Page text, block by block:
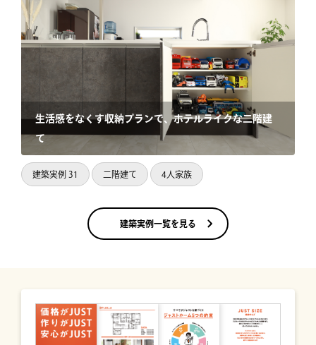
生活感をなくす収納プランで、ホテルライクな二階建
て
建築実例 31 二階建て 4人家族
建築実例一覧を見る